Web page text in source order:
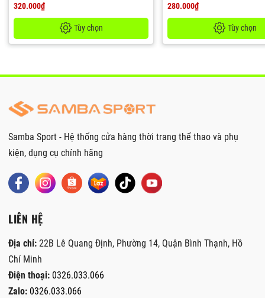
320.000₫
Tùy chọn
280.000₫
Tùy chọn
Samba Sport - Hệ thống cửa hàng thời trang thể thao và phụ
kiện, dụng cụ chính hãng
LIÊN HỆ
Địa chỉ: 22B Lê Quang Định, Phường 14, Quận Bình Thạnh, Hồ
Chí Minh
Điện thoại: 0326.033.066
Zalo: 0326.033.066